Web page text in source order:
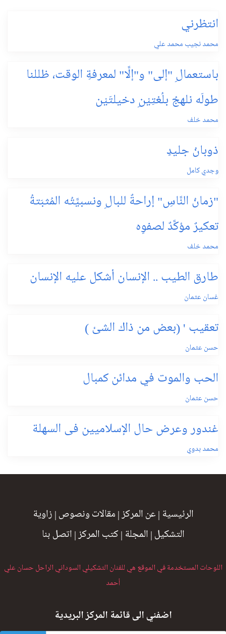
انتظرني
محمد نجيب محمد علي
باستعمالِ "إلى" و"إلَّا" لمعرفةِ الوقت، ظللنا
طولَه نلهجُ بلُغتِيْنِ دخيلتَيْن
محمد خلف
ذوبانُ جليدٍ
وجدي كامل
"زمانُ النَّاسِ" إراحةٌ للبالِ ونسبيَّتُه المُثبَتةُ
تعكيرٌ مؤكَّدٌ لصفوِه
محمد خلف
طارق الطيب .. الإنسان أشكل عليه الإنسان
غسان عثمان
تعقيب ' (بعض من ذاك الشئ )
حسن عثمان
الحب والموت في مدائن كمبال
حسن عثمان
غندور وعرض حال الإسلاميين فى السهلة
محمد بدوي
الرئيسية | عن المركز| مقالات ونصوص | زاوية
التشكيل | المجلة |كتب المركز| اتصل بنا
اللوحات المستخدمة في الموقع هي للفنان التشكيلي السوداني الراحل حسان علي
أحمد
اضفني الى قائمة المركز البريدية